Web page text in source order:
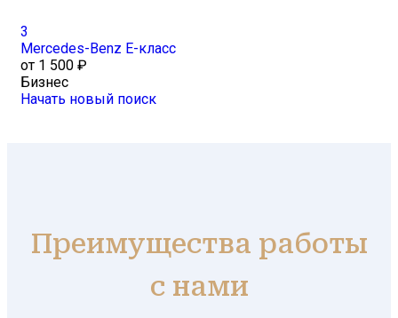
3
Mercedes-Benz Е-класс
от 1 500 ₽
Бизнес
Начать новый поиск
Преимущества работы
с нами